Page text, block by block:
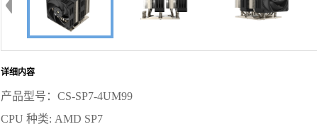
详细内容
产品型号：CS-SP7-4UM99
CPU 种类: AMD SP7